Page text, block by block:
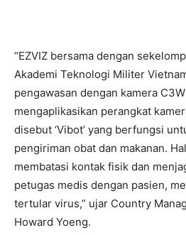
“EZVIZ bersama dengan
Akademi Teknologi Militer
pengawasan dengan kamera
mengaplikasikan perangkat
disebut ‘Vibot’ yang berfungsi
pengiriman obat dan makanan.
membatasi kontak fisik dan
petugas medis dengan pasien,
tertular virus,” ujar Country
Howard Yoeng.